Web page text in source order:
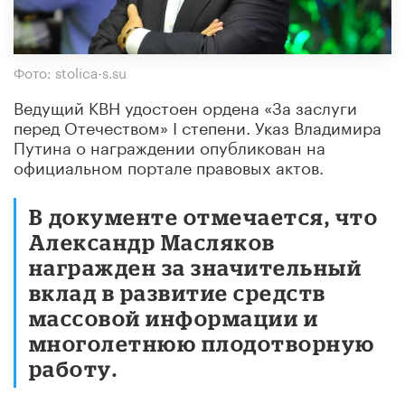
Фото: stolica-s.su
Ведущий КВН удостоен ордена «За заслуги
перед Отечеством» I степени. Указ Владимира
Путина о награждении опубликован на
официальном портале правовых актов.
В документе отмечается, что
Александр Масляков
награжден за значительный
вклад в развитие средств
массовой информации и
многолетнюю плодотворную
работу.